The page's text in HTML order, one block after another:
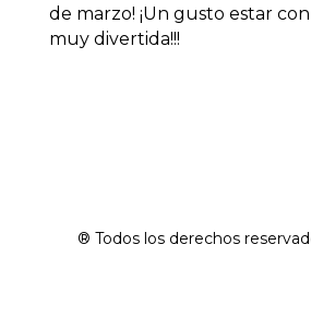
de marzo! ¡Un gusto estar
muy divertida!!!
® Todos los derechos